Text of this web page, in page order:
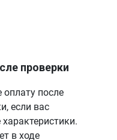
проверки
после
если вас
в ходе